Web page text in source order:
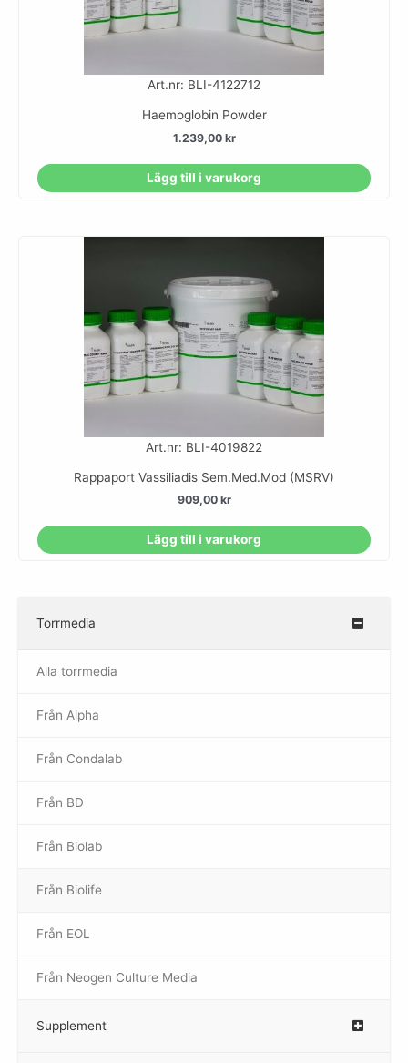
Art.nr: BLI-4122712
Haemoglobin Powder
1.239,00 kr
Lägg till i varukorg
Art.nr: BLI-4019822
Rappaport Vassiliadis Sem.Med.Mod (MSRV)
909,00 kr
Lägg till i varukorg
Torrmedia
–
Alla torrmedia
Från Alpha
–
Från Condalab
Från BD
Från Biolab
–
Från Biolife
–
Från EOL
–
Från Neogen Culture Media
–
Supplement
–